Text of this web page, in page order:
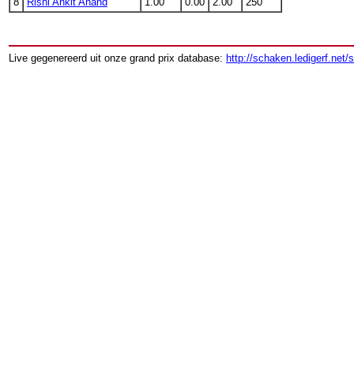
Live gegenereerd uit onze grand prix database: http://schaken.ledigerf.net/